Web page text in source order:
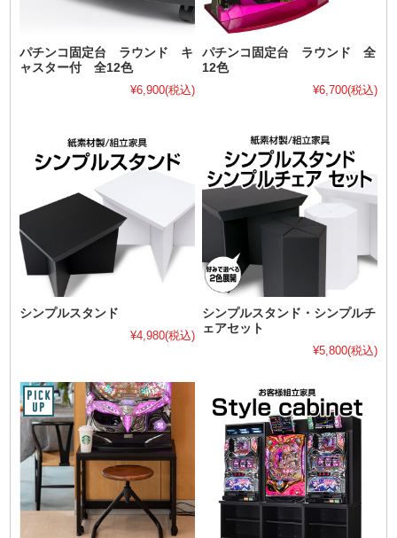
パチンコ固定台 ラウンド キ
ャスター付 全12色
¥6,900(税込)
パチンコ固定台 ラウンド 全
12色
¥6,700(税込)
シンプルスタンド
¥4,980(税込)
シンプルスタンド・シンプルチ
ェアセット
¥5,800(税込)